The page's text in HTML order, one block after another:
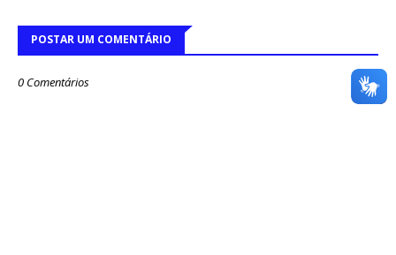
POSTAR UM COMENTÁRIO
0 Comentários